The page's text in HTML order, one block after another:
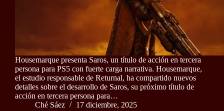
Housemarque presenta Saros, un título de acción en tercera
persona para PS5 con fuerte carga narrativa. Housemarque,
el estudio responsable de Returnal, ha compartido nuevos
detalles sobre el desarrollo de Saros, su próximo título de
acción en tercera persona para…
Ché Sáez
17 diciembre, 2025